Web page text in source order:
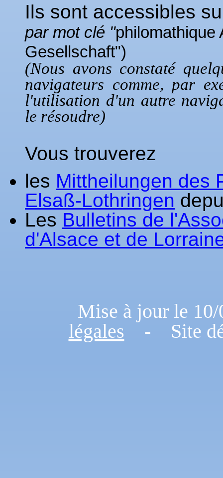
Ils sont accessibles
par mot clé "philomathique
Gesellschaft")
(Nous avons constaté
navigateurs comme, par
l'utilisation d'un autre
le résoudre)
Vous trouverez
les Mittheilungen des
Elsaß-Lothringen
Les Bulletins de
d'Alsace et de
Mise à jour le
légales - Site